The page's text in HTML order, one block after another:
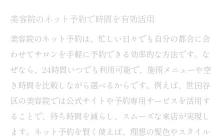
美容院のネット予約で時間を有効活用
美容院のネット予約は、忙しい日々でも自分の都合に合
わせてサロンを手軽に予約できる効率的な方法です。な
ぜなら、24時間いつでも利用可能で、施術メニューや空
き時間を比較しながら選べるからです。例えば、世田谷
区の美容院では公式サイトや予約専用サービスを活用す
ることで、待ち時間を減らし、スムーズな来店が実現し
ます。ネット予約を賢く使えば、理想の髪色やスタイル